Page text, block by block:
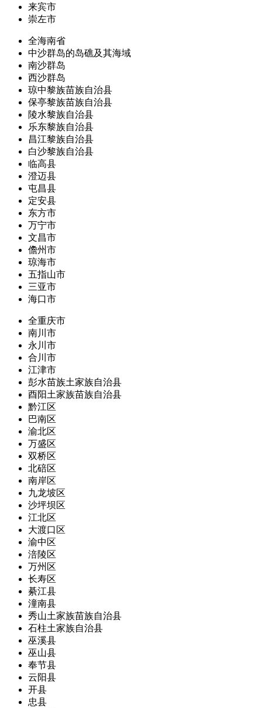
来宾市
崇左市
全海南省
中沙群岛的岛礁及其海域
南沙群岛
西沙群岛
琼中黎族苗族自治县
保亭黎族苗族自治县
陵水黎族自治县
乐东黎族自治县
昌江黎族自治县
白沙黎族自治县
临高县
澄迈县
屯昌县
定安县
东方市
万宁市
文昌市
儋州市
琼海市
五指山市
三亚市
海口市
全重庆市
南川市
永川市
合川市
江津市
彭水苗族土家族自治县
酉阳土家族苗族自治县
黔江区
巴南区
渝北区
万盛区
双桥区
北碚区
南岸区
九龙坡区
沙坪坝区
江北区
大渡口区
渝中区
涪陵区
万州区
长寿区
綦江县
潼南县
秀山土家族苗族自治县
石柱土家族自治县
巫溪县
巫山县
奉节县
云阳县
开县
忠县